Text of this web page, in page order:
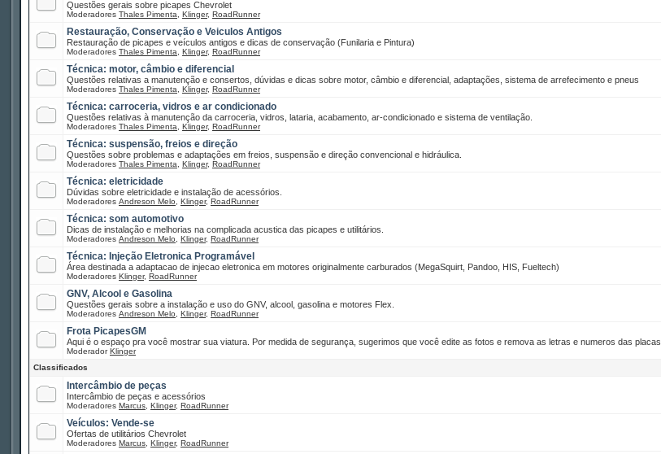
Questões gerais sobre picapes Chevrolet
Moderadores Thales Pimenta Klinger, RoadRunner
Restauração, Conservação e Veiculos Antigos
Restauração de picapes e veículos antigos e dicas de conservação (Funilaria e Pintura)
Moderadores Thales Pimenta Klinger, RoadRunner
Técnica: motor, câmbio e diferencial
Questões relativas a manutenção e consertos, dúvidas e dicas sobre motor, câmbio e diferencial, adaptações, sistema de arrefecimento e pneus
Moderadores Thales Pimenta Klinger, RoadRunner
Técnica: carroceria, vidros e ar condicionado
Questões relativas à manutenção da carroceria, vidros, lataria, acabamento, ar-condicionado e sistema de ventilação.
Moderadores Thales Pimenta Klinger, RoadRunner
Técnica: suspensão, freios e direção
Questões sobre problemas e adaptações em freios, suspensão e direção convencional e hidráulica.
Moderadores Thales Pimenta Klinger, RoadRunner
Técnica: eletricidade
Dúvidas sobre eletricidade e instalação de acessórios.
Moderadores Andreson Melo Klinger, RoadRunner
Técnica: som automotivo
Dicas de instalação e melhorias na complicada acustica das picapes e utilitários.
Moderadores Andreson Melo Klinger, RoadRunner
Técnica: Injeção Eletronica Programável
Área destinada a adaptacao de injecao eletronica em motores originalmente carburados (MegaSquirt, Pandoo, HIS, Fueltech)
Moderadores Klinger, RoadRunner
GNV, Alcool e Gasolina
Questões gerais sobre a instalação e uso do GNV, alcool, gasolina e motores Flex.
Moderadores Andreson Melo Klinger, RoadRunner
Frota PicapesGM
Aqui é o espaço pra você mostrar sua viatura. Por medida de segurança, sugerimos que você edite as fotos e remova as letras e numeros das placas.
ModeradorKlinger
Classificados
Intercâmbio de peças
Intercâmbio de peças e acessórios
Moderadores Marcus Klinger, RoadRunner
Veículos: Vende-se
Ofertas de utilitários Chevrolet
Moderadores Marcus Klinger, RoadRunner